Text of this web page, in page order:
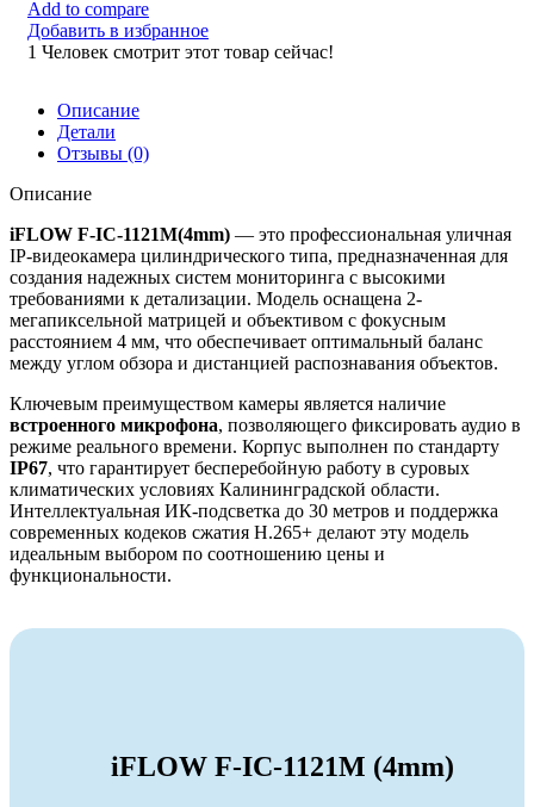
Add to compare
Добавить в избранное
1 Человек смотрит этот товар сейчас!
Описание
Детали
Отзывы (0)
Описание
iFLOW F-IC-1121M(4mm) — это профессиональная уличная
IP-видеокамера цилиндрического типа, предназначенная для
создания надежных систем мониторинга с высокими
требованиями к детализации. Модель оснащена 2-
мегапиксельной матрицей и объективом с фокусным
расстоянием 4 мм, что обеспечивает оптимальный баланс
между углом обзора и дистанцией распознавания объектов.
Ключевым преимуществом камеры является наличие
встроенного микрофона, позволяющего фиксировать аудио в
режиме реального времени. Корпус выполнен по стандарту
IP67, что гарантирует бесперебойную работу в суровых
климатических условиях Калининградской области.
Интеллектуальная ИК-подсветка до 30 метров и поддержка
современных кодеков сжатия H.265+ делают эту модель
идеальным выбором по соотношению цены и
функциональности.
iFLOW F-IC-1121M (4mm)